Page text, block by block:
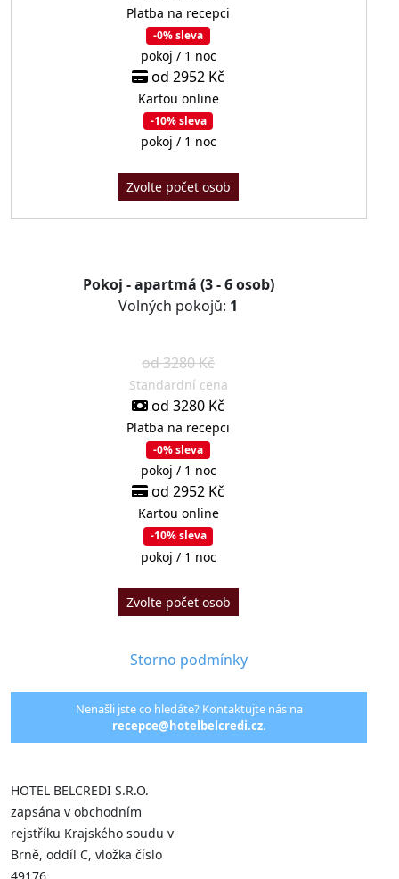
Platba na recepci
-0% sleva
pokoj / 1 noc
od 2952 Kč
Kartou online
-10% sleva
pokoj / 1 noc
Zvolte počet osob
Pokoj - apartmá (3 - 6 osob)
Volných pokojů: 1
od 3280 Kč
Standardní cena
od 3280 Kč
Platba na recepci
-0% sleva
pokoj / 1 noc
od 2952 Kč
Kartou online
-10% sleva
pokoj / 1 noc
Zvolte počet osob
Storno podmínky
Nenašli jste co hledáte? Kontaktujte nás na
recepce@hotelbelcredi.cz.
HOTEL BELCREDI S.R.O.
zapsána v obchodním
rejstříku Krajského soudu v
Brně, oddíl C, vložka číslo
49176